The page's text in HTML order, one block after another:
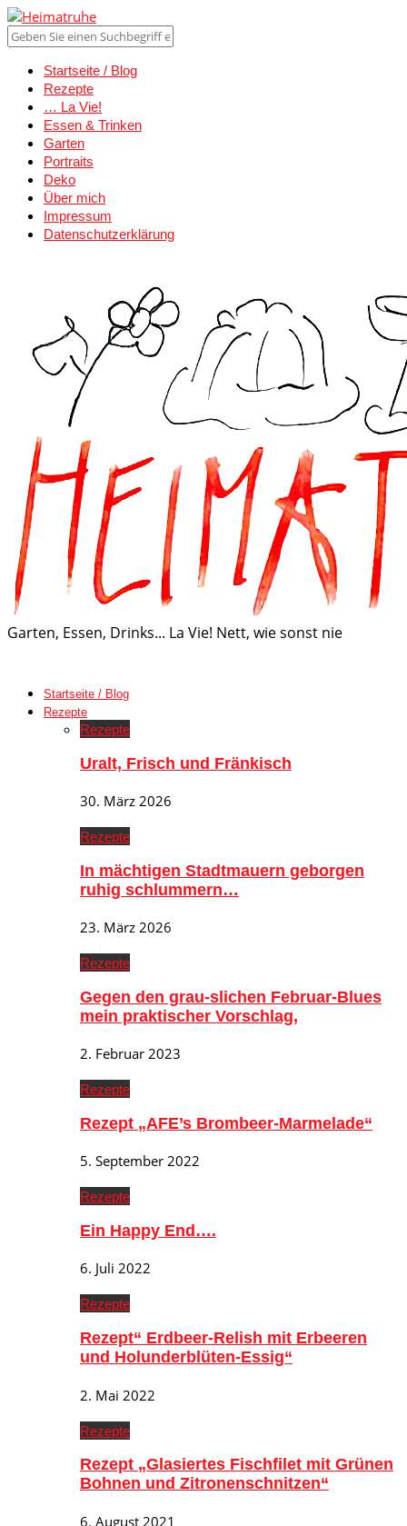
Startseite / Blog
Rezepte
… La Vie!
Essen & Trinken
Garten
Portraits
Deko
Über mich
Impressum
Datenschutzerklärung
Garten, Essen, Drinks... La Vie! Nett, wie sonst nie
Startseite / Blog
Rezepte
Rezepte
Uralt, Frisch und Fränkisch
30. März 2026
Rezepte
In mächtigen Stadtmauern geborgen
ruhig schlummern…
23. März 2026
Rezepte
Gegen den grau-slichen Februar-Blues
mein praktischer Vorschlag,
2. Februar 2023
Rezepte
Rezept „AFE’s Brombeer-Marmelade“
5. September 2022
Rezepte
Ein Happy End….
6. Juli 2022
Rezepte
Rezept“ Erdbeer-Relish mit Erbeeren
und Holunderblüten-Essig“
2. Mai 2022
Rezepte
Rezept „Glasiertes Fischfilet mit Grünen
Bohnen und Zitronenschnitzen“
6. August 2021